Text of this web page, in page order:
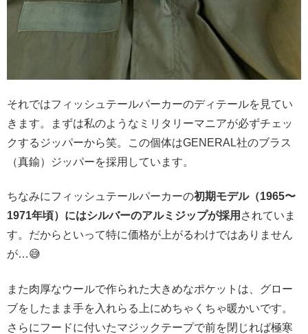
それではフィッシュテールパーカーのディテールを見てい
きます。まずは私のようなミリタリーマニアが必ずチェッ
クするジッパーから笑。この個体はGENERAL社のブラス
（真鍮）ジッパーを採用しています。
ちなみにフィッシュテールパーカーの初期モデル（1965〜
1971年頃）にはシルバーのアルミジップが採用 されていま
す。だからといって特に価格が上がるわけではありません
が…😅
また肉厚なウールで作られた大きめなポケットは、グロー
ブをしたまま手を入れらる上にめちゃくちゃ暖かいです。
さらにフードに付いたマジックテープで前を閉じれば極寒